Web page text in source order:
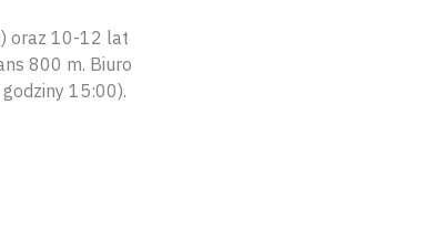
oraz 10-12 lat
800 m. Biuro
15:00).